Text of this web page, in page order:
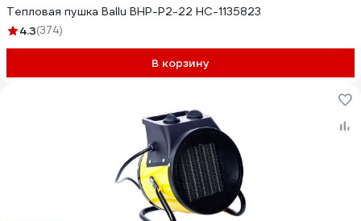
Тепловая пушка Ballu BHP-P2-22 НС-1135823
4.3(374)
В корзину